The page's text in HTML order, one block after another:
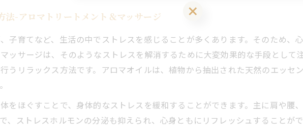
法-アロマトリートメント＆マッサージ
子育てなど、生活の中でストレスを感じることが多くあります。そのため、
ッサージは、そのようなストレスを解消するために大変効果的な手段として
うリラックス方法です。アロマオイルは、植物から抽出された天然のエッセ
をほぐすことで、身体的なストレスを緩和することができます。主に肩や腰
、ストレスホルモンの分泌も抑えられ、心身ともにリフレッシュすることが
LINEお友達登はこちら 初回 500円OFFさせて頂きます！